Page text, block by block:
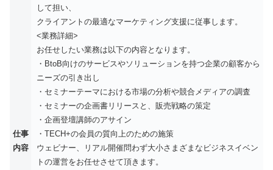
仕事
内容
して担い、
クライアントの最適なマーケティング支援に従事します。
<業務詳細>
お任せしたい業務は以下の内容となります。
・BtoB向けのサービスやソリューションを持つ企業の顧客から
ニーズの引き出し
・セミナーテーマにおける市場の分析や競合メディアの調査
・セミナーの企画書リリースと、販売戦略の策定
・企画登壇講師のアサイン
・TECH+の会員の質向上のための施策
ウェビナー、リアル開催問わず大小さまざまなビジネスイベン
トの運営をお任せさせて頂きます。